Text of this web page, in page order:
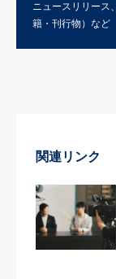
ニュースリリース
籍・刊行物）など
関連リンク